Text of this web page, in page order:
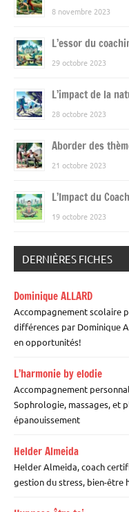
8 novembre 2023
L’essor du
29 octobre 2023
L’impact de la
28 octobre 2023
Aborder des
21 octobre 2023
L’Impact du
19 octobre 2023
DERNIÈRES FICHES
Dominique ALLARD
Accompagnement scolaire
différences par Dominique
en opportunités!
L’harmonie by elodie
Accompagnement
Sophrologie, massages, et
épanouissement
Helder Almeida
Helder Almeida, coach
gestion du stress, bien-être